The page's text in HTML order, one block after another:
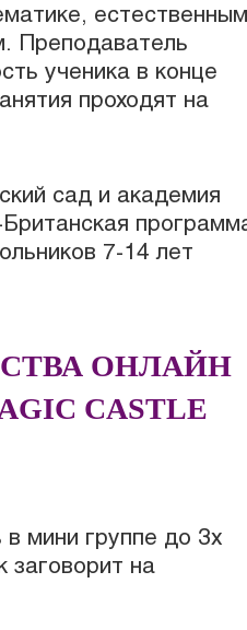
Преподаватель
ученика в конце
проходят на
ОНЛАЙН
CASTLE
мини группе до 3х
заговорит на